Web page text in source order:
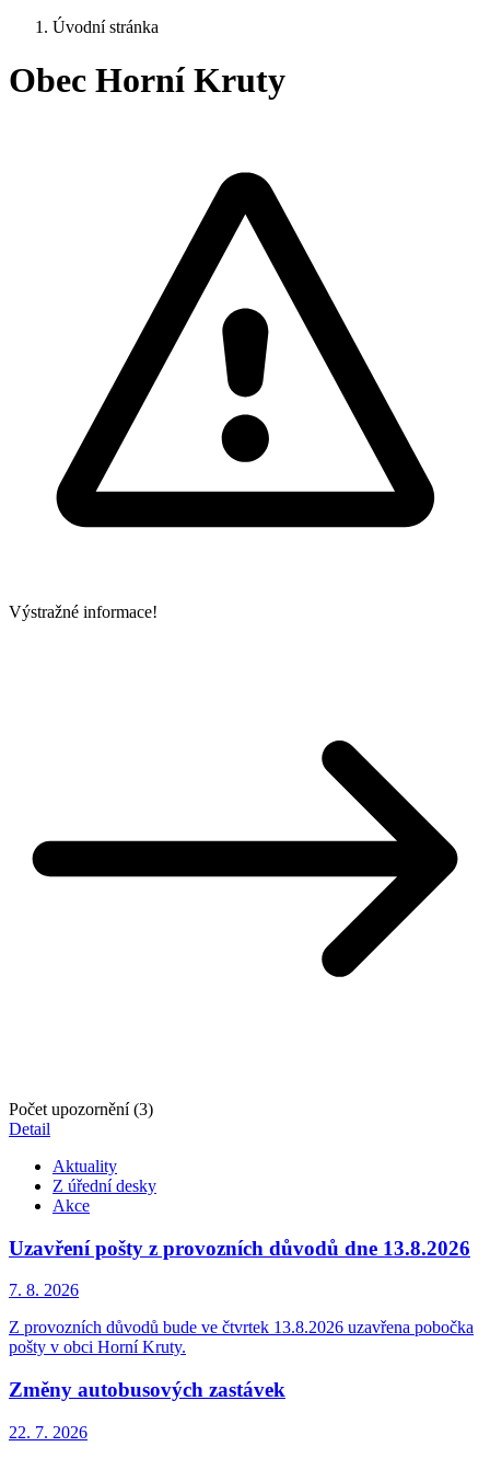
Úvodní stránka
Obec Horní Kruty
Výstražné informace!
Počet upozornění (3)
Detail
Aktuality
Z úřední desky
Akce
Uzavření pošty z provozních důvodů dne 13.8.2026
7. 8. 2026
Z provozních důvodů bude ve čtvrtek 13.8.2026 uzavřena pobočka
pošty v obci Horní Kruty.
Změny autobusových zastávek
22. 7. 2026